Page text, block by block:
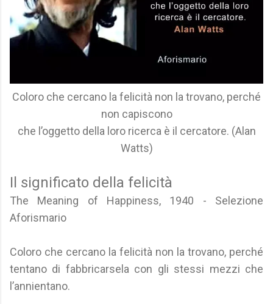
Coloro che cercano la felicità non la trovano, perché
non capiscono
che l’oggetto della loro ricerca è il cercatore. (Alan
Watts)
Il significato della felicità
The Meaning of Happiness, 1940 - Selezione
Aforismario
Coloro che cercano la felicità non la trovano, perché
tentano di fabbricarsela con gli stessi mezzi che
l’annientano.